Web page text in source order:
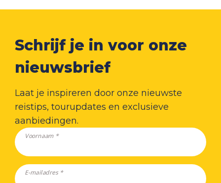
Schrijf je in voor onze
nieuwsbrief
Laat je inspireren door onze nieuwste
reistips, tourupdates en exclusieve
aanbiedingen.
Voornaam *
E-mailadres *